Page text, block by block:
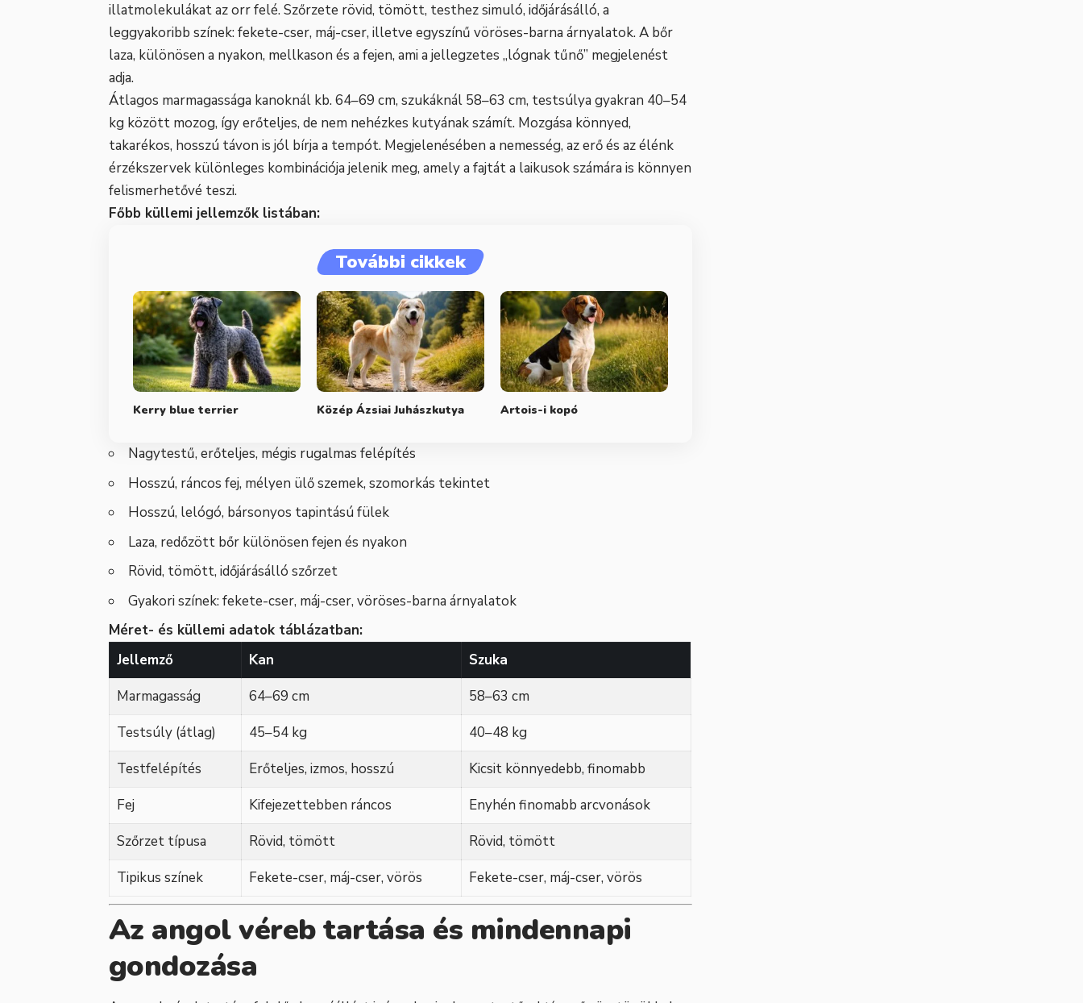
illatmolekulákat az orr felé. Szőrzete rövid, tömött, testhez simuló, időjárásálló, a
leggyakoribb színek: fekete-cser, máj-cser, illetve egyszínű vöröses-barna árnyalatok. A bőr
laza, különösen a nyakon, mellkason és a fejen, ami a jellegzetes „lógnak tűnő” megjelenést
adja.
Átlagos marmagassága kanoknál kb. 64–69 cm, szukáknál 58–63 cm, testsúlya gyakran 40–54
kg között mozog, így erőteljes, de nem nehézkes kutyának számít. Mozgása könnyed,
takarékos, hosszú távon is jól bírja a tempót. Megjelenésében a nemesség, az erő és az élénk
érzékszervek különleges kombinációja jelenik meg, amely a fajtát a laikusok számára is könnyen
felismerhetővé teszi.
Főbb küllemi jellemzők listában:
További cikkek
Kerry blue terrier Közép Ázsiai Juhászkutya Artois-i kopó
Nagytestű, erőteljes, mégis rugalmas felépítés
Hosszú, ráncos fej, mélyen ülő szemek, szomorkás tekintet
Hosszú, lelógó, bársonyos tapintású fülek
Laza, redőzött bőr különösen fejen és nyakon
Rövid, tömött, időjárásálló szőrzet
Gyakori színek: fekete-cser, máj-cser, vöröses-barna árnyalatok
Méret- és küllemi adatok táblázatban:
Jellemző
Kan
Szuka
Marmagasság
64–69 cm
58–63 cm
Testsúly (átlag)
45–54 kg
40–48 kg
Testfelépítés
Erőteljes, izmos, hosszú
Kicsit könnyedebb, finomabb
Fej
Kifejezettebben ráncos
Enyhén finomabb arcvonások
Szőrzet típusa
Rövid, tömött
Rövid, tömött
Tipikus színek
Fekete-cser, máj-cser, vörös Fekete-cser, máj-cser, vörös
Az angol véreb tartása és mindennapi
gondozása